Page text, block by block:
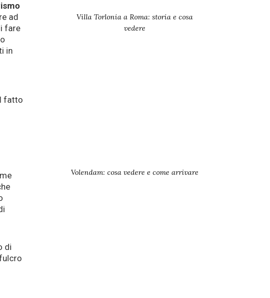
ad
fare
in
fatto
di
Villa Torlonia a Roma: storia e cosa
vedere
Volendam: cosa vedere e come arrivare